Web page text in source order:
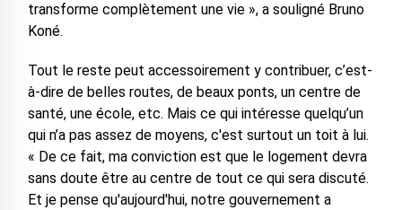
transforme complètement une vie », a souligné Bruno
Koné.
Tout le reste peut accessoirement y contribuer, c’est-
à-dire de belles routes, de beaux ponts, un centre de
santé, une école, etc. Mais ce qui intéresse quelqu’un
qui n’a pas assez de moyens, c'est surtout un toit à lui.
« De ce fait, ma conviction est que le logement devra
sans doute être au centre de tout ce qui sera discuté.
Et je pense qu'aujourd'hui, notre gouvernement a